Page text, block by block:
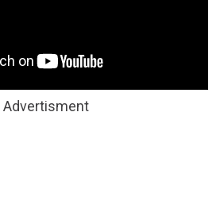
Advertisment